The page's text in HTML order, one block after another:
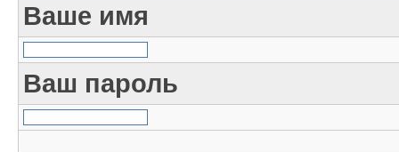
Ваше имя
Ваш пароль